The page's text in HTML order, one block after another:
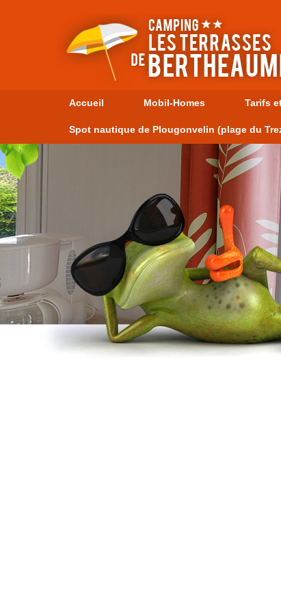
Accueil Mobil-Homes Tarifs
Spot nautique de Plougonvelin (plage du